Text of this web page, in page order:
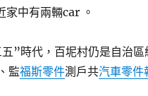
家中有兩輛car 。
”時代，百坭村仍是自治區
監福斯零件測戶共汽車零件